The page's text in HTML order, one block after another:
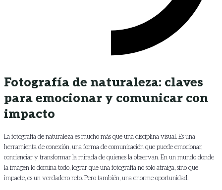
Fotografía de naturaleza: claves
para emocionar y comunicar con
impacto
La fotografía de naturaleza es mucho más que una disciplina visual. Es una
herramienta de conexión, una forma de comunicación que puede emocionar,
concienciar y transformar la mirada de quienes la observan. En un mundo donde
la imagen lo domina todo, lograr que una fotografía no solo atraiga, sino que
impacte, es un verdadero reto. Pero también, una enorme oportunidad.